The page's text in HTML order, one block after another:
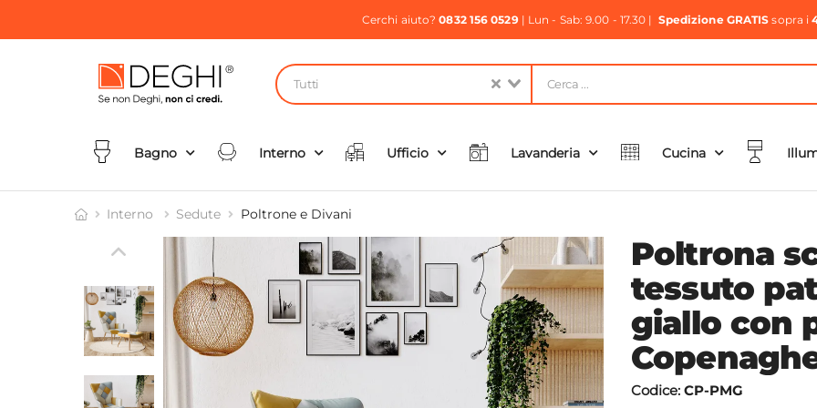
Cerchi aiuto?0832 156 0529| Lun - Sab: 9.00 - 17.30 | Spedizione GRATIS sopra i
Tutti
Bagno Interno Ufficio Lavanderia Cucina
Interno Sedute Poltrone e Divani
Poltrona
tessuto
giallo con
Codice: CP-PMG